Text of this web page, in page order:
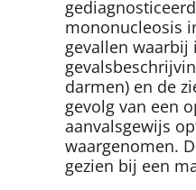
mononucleosis
gevallen waarbij
darmen) en de
gevolg van een
aanvalsgewijs
waargenomen.
gezien bij een